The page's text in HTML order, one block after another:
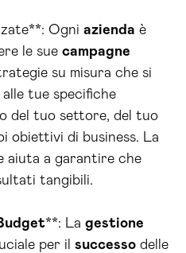
Ogni azienda è
le sue campagne
su misura che si
tue specifiche
del tuo settore, del tuo
obiettivi di business. La
aiuta a garantire che
tangibili.
**: La gestione
per il successo delle